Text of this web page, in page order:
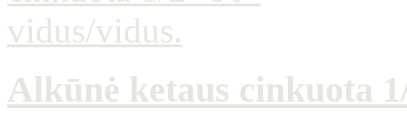
Alkūnė ketaus cinkuota